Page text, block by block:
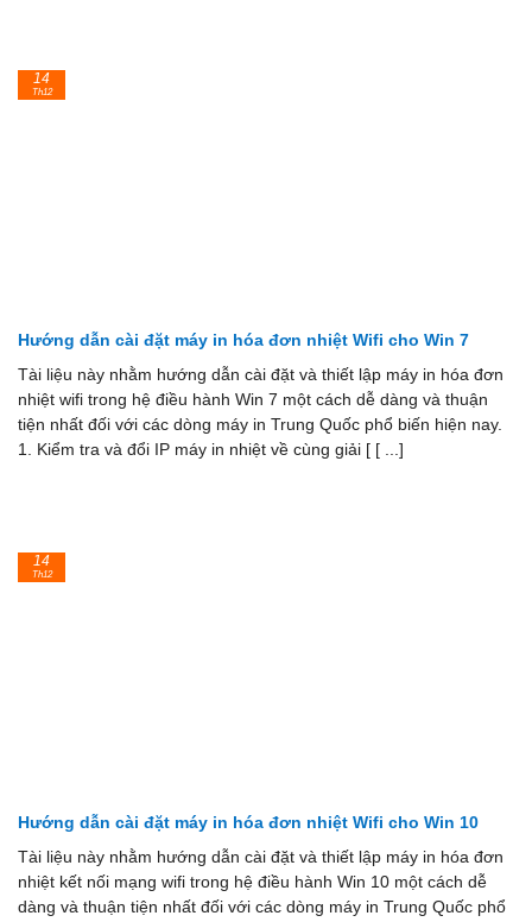
Hướng dẫn cài đặt máy in hóa đơn nhiệt Wifi cho Win 7
Tài liệu này nhằm hướng dẫn cài đặt và thiết lập máy in hóa đơn
nhiệt wifi trong hệ điều hành Win 7 một cách dễ dàng và thuận
tiện nhất đối với các dòng máy in Trung Quốc phổ biến hiện nay.
1. Kiểm tra và đổi IP máy in nhiệt về cùng giải [ [ ...]
14
Th12
Hướng dẫn cài đặt máy in hóa đơn nhiệt Wifi cho Win 10
Tài liệu này nhằm hướng dẫn cài đặt và thiết lập máy in hóa đơn
nhiệt kết nối mạng wifi trong hệ điều hành Win 10 một cách dễ
dàng và thuận tiện nhất đối với các dòng máy in Trung Quốc phổ
14
Th12